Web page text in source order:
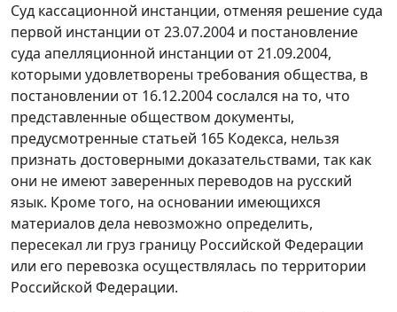
Суд кассационной инстанции, отменяя решение суда
первой инстанции от 23.07.2004 и постановление
суда апелляционной инстанции от 21.09.2004,
которыми удовлетворены требования общества, в
постановлении от 16.12.2004 сослался на то, что
представленные обществом документы,
предусмотренные статьей 165 Кодекса, нельзя
признать достоверными доказательствами, так как
они не имеют заверенных переводов на русский
язык. Кроме того, на основании имеющихся
материалов дела невозможно определить,
пересекал ли груз границу Российской Федерации
или его перевозка осуществлялась по территории
Российской Федерации.